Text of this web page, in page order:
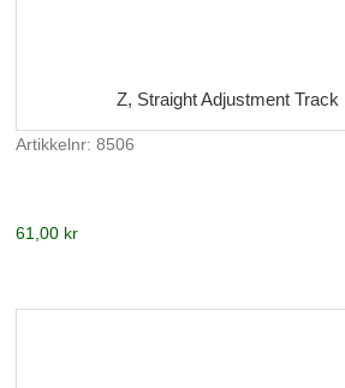
Z, Straight Adjustment Track
Artikkelnr: 8506
61,00 kr